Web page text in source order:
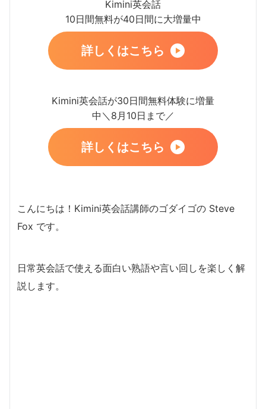
Kimini英会話
10日間無料が40日間に大増量中
詳しくはこちら
Kimini英会話が30日間無料体験に増量
中＼8月10日まで／
詳しくはこちら
こんにちは！Kimini英会話講師のゴダイゴの Steve
Fox です。
日常英会話で使える面白い熟語や言い回しを楽しく解
説します。